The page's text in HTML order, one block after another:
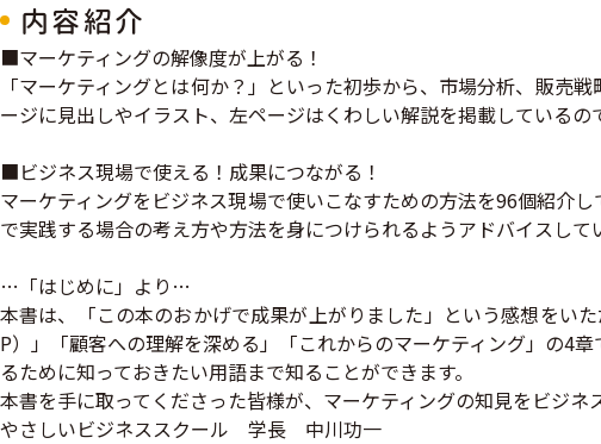
内容紹介
■マーケティングの解像度が上がる！
「マーケティングとは何か？」といった初歩から、市場分析、販売
ージに見出しやイラスト、左ページはくわしい解説を掲載しているの
■ビジネス現場で使える！成果につながる！
マーケティングをビジネス現場で使いこなすための方法を96個紹介
で実践する場合の考え方や方法を身につけられるようアドバイスして
…「はじめに」より…
本書は、「この本のおかげで成果が上がりました」という感想をい
P）」「顧客への理解を深める」「これからのマーケティング」の4
るために知っておきたい用語まで知ることができます。
本書を手に取ってくださった皆様が、マーケティングの知見をビジネ
やさしいビジネススクール 学長 中川功一